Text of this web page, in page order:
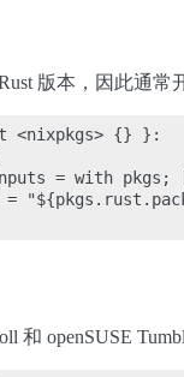
版本，因此通常
<nixpkgs> {} }:
= with pkgs;
=
和 openSUSE